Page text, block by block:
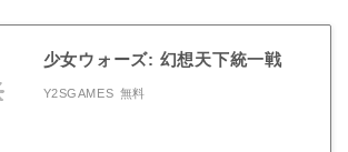
少女ウォーズ: 幻想天下統一戦
Y2SGAMES 無料